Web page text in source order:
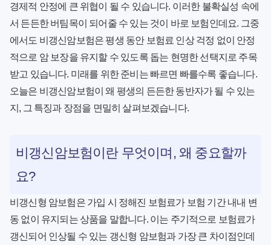
경제적 안정에 큰 위협이 될 수 있습니다. 이러한 불확실성 속에
서 든든한 버팀목이 되어줄 수 있는 것이 바로 보험인데요. 그중
에서도 비갱신암보험은 평생 동안 보험료 인상 걱정 없이 안정
적으로 암 보장을 유지할 수 있도록 돕는 현명한 선택지로 주목
받고 있습니다. 미래를 위한 준비는 빠르면 빠를수록 좋습니다.
오늘은 비갱신암보험이 왜 평생의 든든한 동반자가 될 수 있는
지, 그 특징과 장점을 면밀히 살펴보겠습니다.
비갱신암보험이란 무엇이며, 왜 중요할까
요?
비갱신형 암보험은 가입 시 정해진 보험료가 보험 기간 내내 변
동 없이 유지되는 상품을 말합니다. 이는 주기적으로 보험료가
갱신되어 인상될 수 있는 갱신형 암보험과 가장 큰 차이점인데